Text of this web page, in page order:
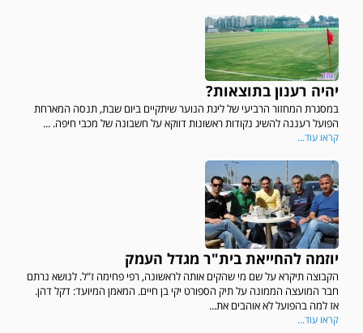
יהיה רענון בתוצאות?
במסגרת המחזור הרביעי של ליגת הנוער שיתקיים ביום שבת, תנסה המארחת
הפועל רעננה להשיג נקודות ראשונות דווקא על חשבונה של מכבי חיפה. ...
קראו עוד...
יוזמה להחייאת בית"ר מגדל העמק
הקבוצה תיקרא על שם מי שהקים אותה לראשונה, רפי פחימה ז"ל. לנושא נרתם
חבר המועצה הממונה על תיק הספורט יקי בן חיים. המאמן המיועד: דקל דהן.
אז למה בהפועל לא אוהבים את...
קראו עוד...